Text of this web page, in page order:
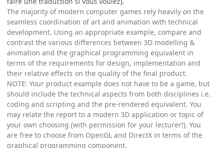
The majority of modern computer games rely heavily on the
seamless coordination of art and animation with technical
development. Using an appropriate example, compare and
contrast the various differences between 3D modelling &
animation and the graphical programming equivalent in
terms of the requirements for design, implementation and
their relative effects on the quality of the final product.
NOTE: Your product example does not have to be a game, but
should include the technical aspects from both disciplines i.e.
coding and scripting and the pre-rendered equivalent. You
may relate the report to a modern 3D application or topic of
your own choosing (with permission for your lecturer!). You
are free to choose from OpenGL and DirectX in terms of the
graphical programming component.